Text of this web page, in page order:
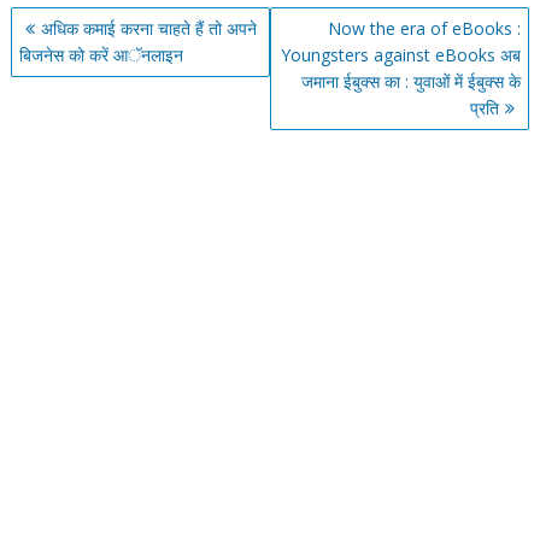
Post
navigation
अधिक कमाई करना चाहते हैं तो अपने
बिजनेस को करें आॅनलाइन
Now the era of eBooks :
Youngsters against eBooks अब
जमाना ईबुक्स का : युवाओं में ईबुक्स के
प्रति